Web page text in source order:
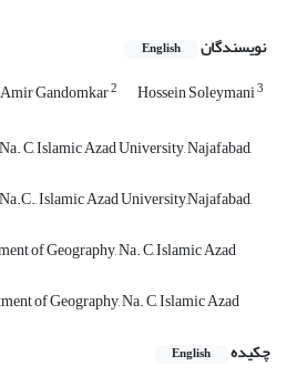
نویسندگان English
Amir Gandomkar2 Hossein Soleymani3
C, Islamic Azad University, Najafabad,
Islamic Azad University,Najafabad,
of Geography, Na. C, Islamic Azad
of Geography, Na. C, Islamic Azad
چکیده
English